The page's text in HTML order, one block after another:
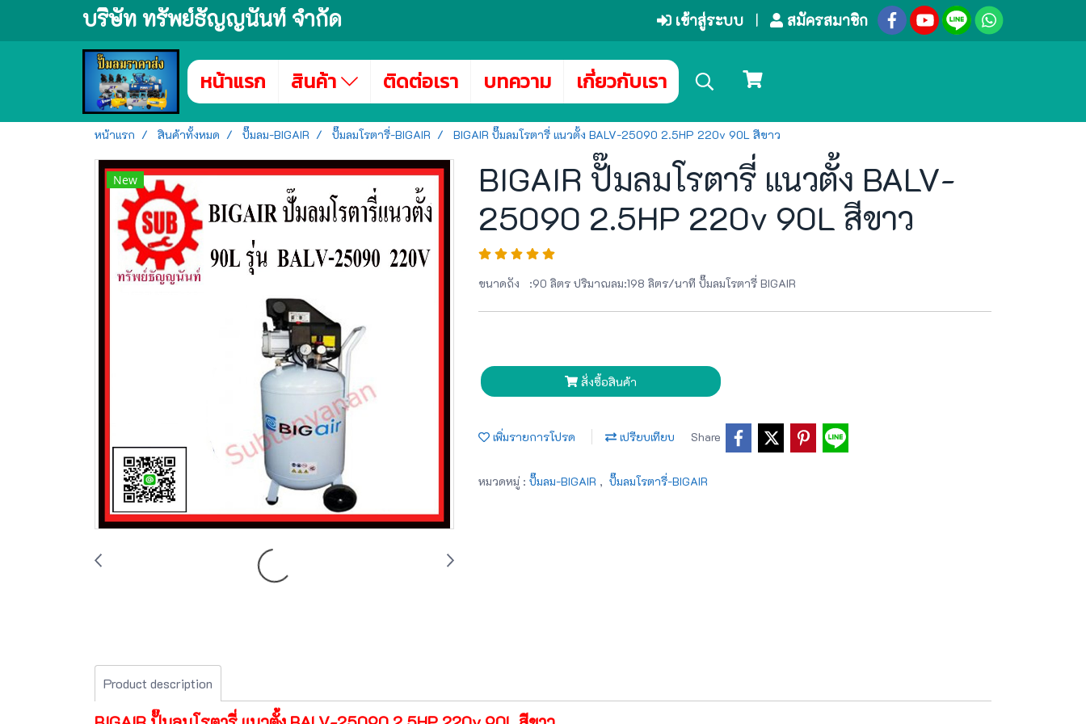
บริษัท ทรัพย์ธัญญนันท์ จำกัด เข้าสู่ระบบ สมัครสมาชิก
หน้าแรก สินค้า ติดต่อเรา บทความ เกี่ยวกับเรา
หน้าแรก สินค้าทั้งหมด ปั๊มลม-BIGAIR ปั๊มลมโรตารี่-BIGAIR BIGAIR ปั๊มลมโรตารี่ แนวตั้ง BALV-25090 2.5HP 220v 90L สีขาว
New
BIGAIR ปั๊มลมโรตารี่ แนวตั้ง BALV-
25090 2.5HP 220v 90L สีขาว
ขนาดถัง :90 ลิตร ปริมาณลม:198 ลิตร/นาที ปั๊มลมโรตารี่ BIGAIR
สั่งซื้อสินค้า
เพิ่มรายการโปรด เปรียบเทียบ Share
หมวดหมู่ : ปั๊มลม-BIGAIR , ปั๊มลมโรตารี่-BIGAIR
Product description